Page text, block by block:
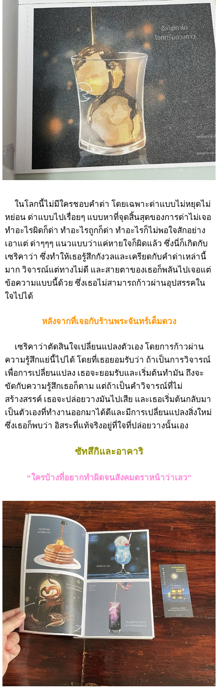
ในโลกนี้ไม่มีใครชอบคำด่า โดยเฉพาะด่าแบบไม่หยุดไม่
หย่อน ด่าแบบไปเรื่อยๆ แบบหาที่จุดสิ้นสุดของการด่าไม่เจอ
ทำอะไรผิดก็ด่า ทำอะไรถูกก็ด่า ทำอะไรก็ไม่พอใจสักอย่าง
เอาแต่ ด่าๆๆๆ แนวแบบว่าแค่หายใจก็ผิดแล้ว ซึ่งนี่ก็เกิดกับ
เซริคาว่า ซึ่งทำให้เธอรู้สึกกังวลและเครียดกับคำด่าเหล่านี้
มาก วิจารณ์แต่ทางไม่ดี และสายตาของเธอก็พลันไปเจอแต่
ข้อความแบบนี้ด้วย ซึ่งเธอไม่สามารถก้าวผ่านอุปสรรคใน
ใจไปได้
หลังจากที่เจอกับร้านพระจันทร์เต็มดวง
เซริคาว่าตัดสินใจเปลี่ยนแปลงตัวเอง โดยการก้าวผ่าน
ความรู้สึกแย่นี้ไปได้ โดยที่เธอยอมรับว่า ถ้าเป็นการวิจารณ์
เพื่อการเปลี่ยนแปลง เธอจะยอมรับและเริ่มต้นทำมัน ถึงจะ
ขัดกับความรู้สึกเธอก็ตาม แต่ถ้าเป็นคำวิจารณ์ที่ไม่
สร้างสรรค์ เธอจะปล่อยวางมันไปเสีย และเธอเริ่มต้นกลับมา
เป็นตัวเองที่ทำงานออกมาได้ดีและมีการเปลี่ยนแปลงสิ่งใหม่
ซึ่งเธอก็พบว่า อิสระที่แท้จริงอยู่ที่ใจที่ปล่อยวางนั้นเอง
ซัทสึกิและอาคาริ
“ใครบ้างที่อยากทำผิดจนสังคมตราหน้าว่าเลว”